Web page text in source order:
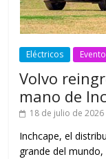
Eléctricos
Volvo
mano de
18 de julio de 2026
Inchcape, el
grande del